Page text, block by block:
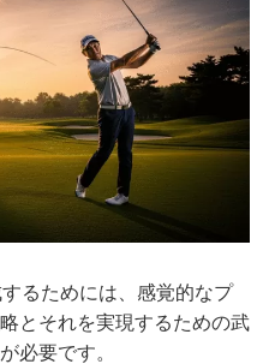
るためには、感覚的なプ
とそれを実現するための武
必要です。